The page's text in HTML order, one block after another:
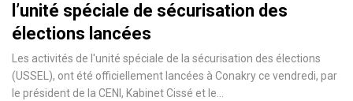
l’unité spéciale de sécurisation des
élections lancées
Les activités de l'unité spéciale de la sécurisation des élections
(USSEL), ont été officiellement lancées à Conakry ce vendredi, par
le président de la CENI, Kabinet Cissé et le